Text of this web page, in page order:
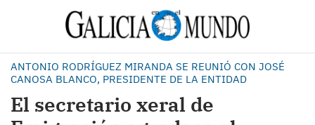
ANTONIO RODRÍGUEZ MIRANDA SE REUNIÓ CON JOSÉ
CANOSA BLANCO, PRESIDENTE DE LA ENTIDAD
El secretario xeral de